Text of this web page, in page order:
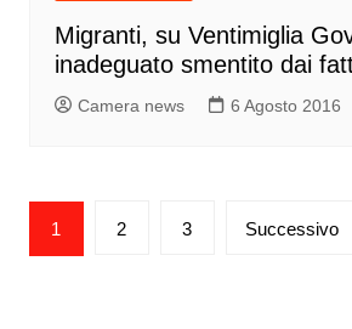
Migranti, su Ventimiglia
inadeguato smentito dai
Camera news 6 Agosto 2016
Paginazione
degli
1 2 3 Successivo